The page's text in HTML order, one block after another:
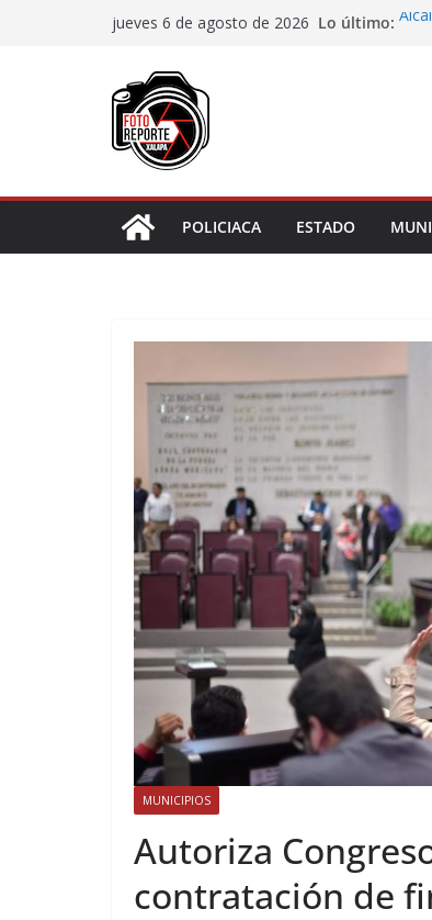
jueves 6 de agosto de 2026 Lo último:
de
POLICIACA
ESTADO
MUNICIPIOS
Autoriza
contratación de